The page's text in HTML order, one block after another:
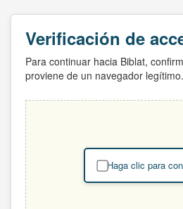
Verificación de
Para continuar hacia Biblat,
proviene de un navegador legítimo.
Haga clic para